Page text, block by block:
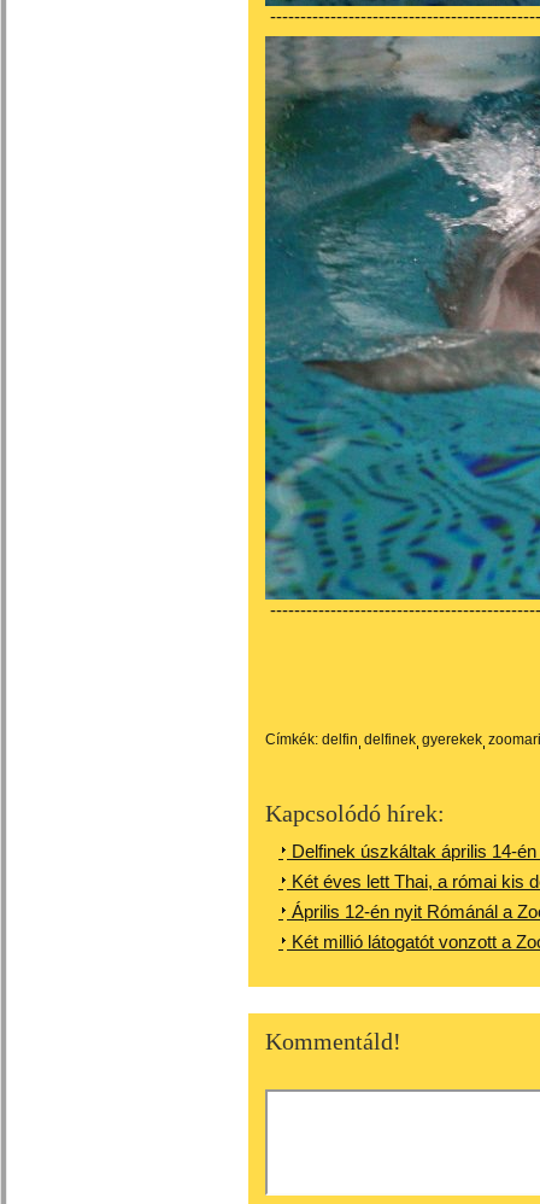
Címkék: delfin delfinek gyerekek
Kapcsolódó hírek:
Delfinek úszkáltak április 14-
Két éves lett Thai, a római kis
Április 12-én nyit Rómánál a
Két millió látogatót vonzott a
Kommentáld!